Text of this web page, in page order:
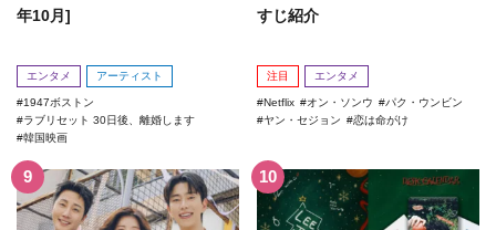
年10月]
エンタメ アーティスト
1947ボストン
ラブリセット 30日後、離婚します
韓国映画
すじ紹介
注目 エンタメ
Netflix オン・ソンウ
パク・ウンビン
ヤン・セジョン
恋は命がけ